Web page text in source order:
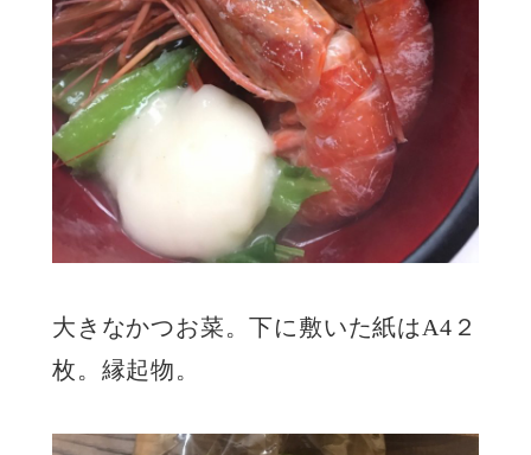
大きなかつお菜。下に敷いた紙はA4２
枚。縁起物。